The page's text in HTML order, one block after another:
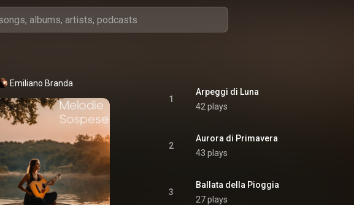
Emiliano Branda
1
Arpeggi di Luna
42 plays
2
Aurora di Primavera
43 plays
3
Ballata della Pioggia
27 plays